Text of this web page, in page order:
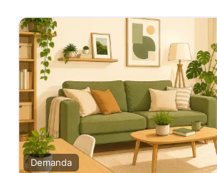
Demanda